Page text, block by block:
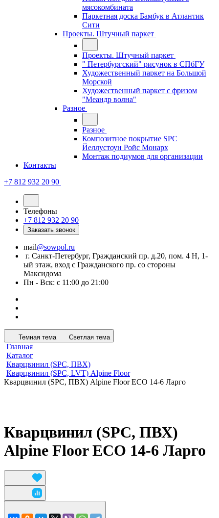
мясокомбината
Паркетная доска Бамбук в Атлантик
Сити
Проекты. Штучный паркет
Проекты. Штучный паркет
" Петербургский" рисунок в СПбГУ
Художественный паркет на Большой
Морской
Художественный паркет с фризом
"Меандр волна"
Разное
Разное
Композитное покрытие SPC
Йеллустоун Ройс Монарх
Монтаж подиумов для организации
Контакты
+7 812 932 20 90
Телефоны
+7 812 932 20 90
Заказать звонок
mail@sowpol.ru
г. Санкт-Петербург, Гражданский пр. д.20, пом. 4 Н, 1-
ый этаж, вход с Гражданского пр. со стороны
Максидома
Пн - Вск: с 11:00 до 21:00
Темная тема Светлая тема
Главная
Каталог
Кварцвинил (SPC, ПВХ)
Кварцвинил (SPC, LVT) Alpine Floor
Кварцвинил (SPC, ПВХ) Alpine Floor ЕСО 14-6 Ларго
Кварцвинил (SPC, ПВХ)
Alpine Floor ЕСО 14-6 Ларго